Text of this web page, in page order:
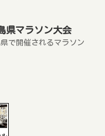
県マラソン大会
で開催されるマラソン